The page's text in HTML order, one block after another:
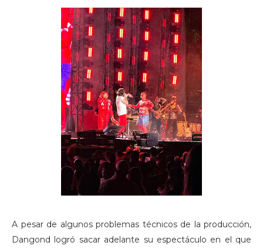
A pesar de algunos problemas técnicos de la producción,
Dangond logró sacar adelante su espectáculo en el que